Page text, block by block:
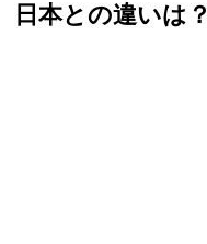
本との違いは？